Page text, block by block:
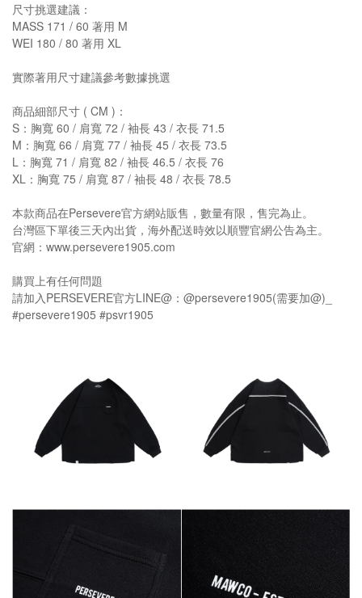
尺寸挑選建議：
MASS 171 / 60 著用 M
WEI 180 / 80 著用 XL
實際著用尺寸建議參考數據挑選
商品細部尺寸 ( CM )：
S：胸寬 60 / 肩寬 72 / 袖長 43 / 衣長 71.5
M：胸寬 66 / 肩寬 77 / 袖長 45 / 衣長 73.5
L：胸寬 71 / 肩寬 82 / 袖長 46.5 / 衣長 76
XL：胸寬 75 / 肩寬 87 / 袖長 48 / 衣長 78.5
本款商品在Persevere官方網站販售，數量有限，售完為止。
台灣區下單後三天內出貨，海外配送時效以順豐官網公告為主。
官網：www.persevere1905.com
購買上有任何問題
請加入PERSEVERE官方LINE@：@persevere1905(需要加@)_
#persevere1905 #psvr1905